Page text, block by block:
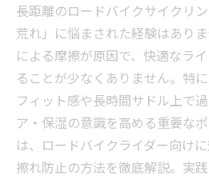
長距離のロードバイクサイクリ
荒れ」に悩まされた経験はあり
による摩擦が原因で、快適なラ
ることが少なくありません。特
フィット感や長時間サドル上で
ア・保湿の意識を高める重要な
は、ロードバイクライダー向け
擦れ防止の方法を徹底解説。実